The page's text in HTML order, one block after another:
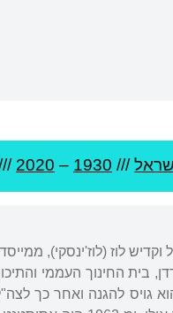
///
1930
–
2020
וקדיש לוז (לוז'ינסקי),